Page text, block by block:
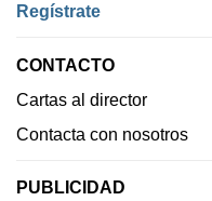
Regístrate
CONTACTO
Cartas al director
Contacta con nosotros
PUBLICIDAD